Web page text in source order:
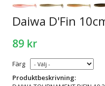
Daiwa D'Fin
89 kr
Färg
Produktbeskrivning: